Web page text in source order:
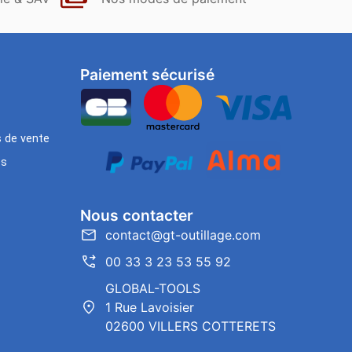
de vente
Paiement sécurisé
Nous contacter
contact@gt-outillage.com
00 33 3 23 53 55 92
GLOBAL-TOOLS
1 Rue Lavoisier
02600 VILLERS COTTERETS